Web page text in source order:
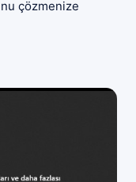
çözmenize